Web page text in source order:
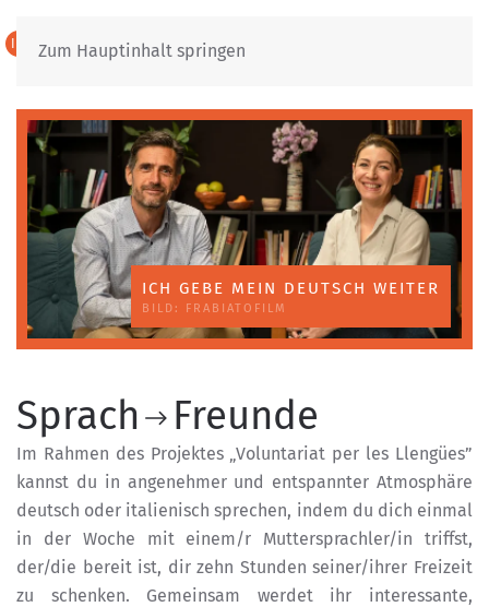
Zum Hauptinhalt springen
IT DE
ICH GEBE MEIN DEUTSCH WEITER
BILD: FRABIATOFILM
Sprach Freunde
Im Rahmen des Projektes „Voluntariat per les Llengües”
kannst du in angenehmer und entspannter Atmosphäre
deutsch oder italienisch sprechen, indem du dich einmal
in der Woche mit einem/r Muttersprachler/in triffst,
der/die bereit ist, dir zehn Stunden seiner/ihrer Freizeit
zu schenken. Gemeinsam werdet ihr interessante,